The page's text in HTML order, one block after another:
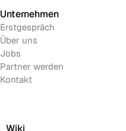
Unternehmen
Erstgespräch
Über uns
Jobs
Partner werden
Kontakt
Wiki